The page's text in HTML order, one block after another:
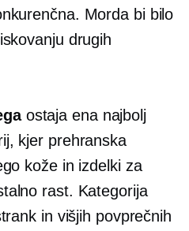
Morda bi bilo
drugih
ostaja ena najbolj
kjer prehranska
kože in izdelki za
rast. Kategorija
in višjih povprečnih